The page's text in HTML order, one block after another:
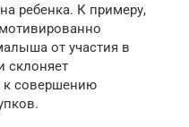
ребенка. К примеру,
от участия в
склоняет
к совершению